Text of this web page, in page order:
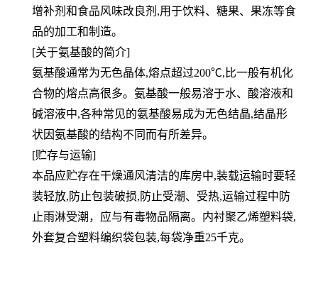
增补剂和食品风味改良剂,用于饮料、糖果、果冻等食
品的加工和制造。
[关于氨基酸的简介]
氨基酸通常为无色晶体,熔点超过200℃,比一般有机化
合物的熔点高很多。氨基酸一般易溶于水、酸溶液和
碱溶液中,各种常见的氨基酸易成为无色结晶,结晶形
状因氨基酸的结构不同而有所差异。
[贮存与运输]
本品应贮存在干燥通风清洁的库房中,装载运输时要轻
装轻放,防止包装破损,防止受潮、受热,运输过程中防
止雨淋受潮，应与有毒物品隔离。内衬聚乙烯塑料袋,
外套复合塑料编织袋包装,每袋净重25千克。